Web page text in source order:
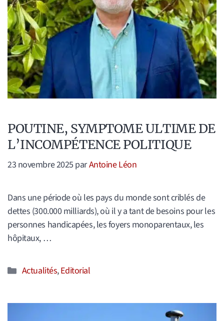
POUTINE, SYMPTOME ULTIME DE
L’INCOMPÉTENCE POLITIQUE
23 novembre 2025 parAntoine Léon
Dans une période où les pays du monde sont criblés de
dettes (300.000 milliards), où il y a tant de besoins pour les
personnes handicapées, les foyers monoparentaux, les
hôpitaux, …
Catégories
Actualités,Editorial